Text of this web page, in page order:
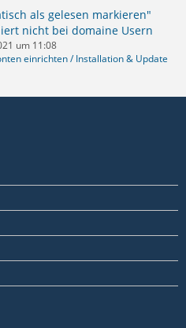
als gelesen markieren"
nicht bei domaine Usern
um 11:08
einrichten / Installation & Update